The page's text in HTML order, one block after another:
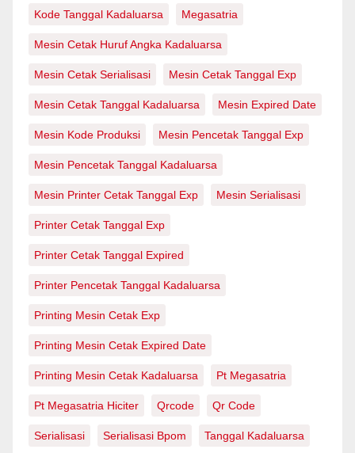
Kode Tanggal Kadaluarsa Megasatria
Mesin Cetak Huruf Angka Kadaluarsa
Mesin Cetak Serialisasi Mesin Cetak Tanggal Exp
Mesin Cetak Tanggal Kadaluarsa Mesin Expired Date
Mesin Kode Produksi Mesin Pencetak Tanggal Exp
Mesin Pencetak Tanggal Kadaluarsa
Mesin Printer Cetak Tanggal Exp Mesin Serialisasi
Printer Cetak Tanggal Exp
Printer Cetak Tanggal Expired
Printer Pencetak Tanggal Kadaluarsa
Printing Mesin Cetak Exp
Printing Mesin Cetak Expired Date
Printing Mesin Cetak Kadaluarsa Pt Megasatria
Pt Megasatria Hiciter Qrcode Qr Code
Serialisasi Serialisasi Bpom Tanggal Kadaluarsa